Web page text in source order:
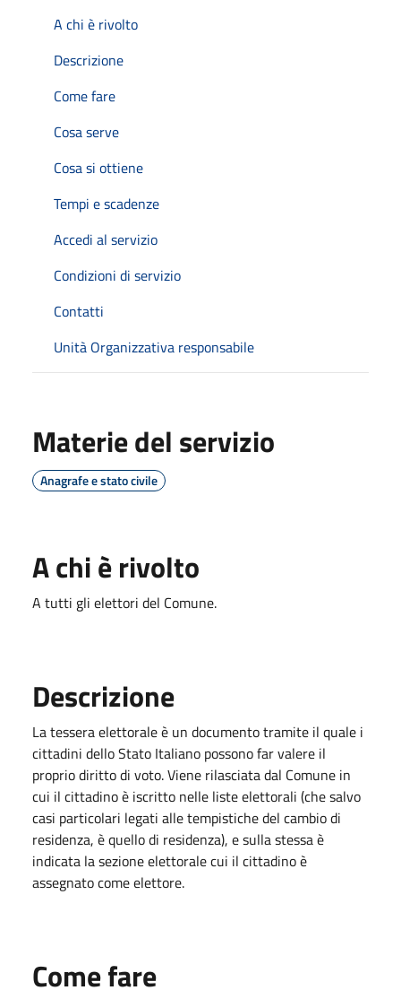
A chi è rivolto
Descrizione
Come fare
Cosa serve
Cosa si ottiene
Tempi e scadenze
Accedi al servizio
Condizioni di servizio
Contatti
Unità Organizzativa responsabile
Materie del servizio
Anagrafe e stato civile
A chi è rivolto
A tutti gli elettori del Comune.
Descrizione
La tessera elettorale è un documento tramite il quale i
cittadini dello Stato Italiano possono far valere il
proprio diritto di voto. Viene rilasciata dal Comune in
cui il cittadino è iscritto nelle liste elettorali (che salvo
casi particolari legati alle tempistiche del cambio di
residenza, è quello di residenza), e sulla stessa è
indicata la sezione elettorale cui il cittadino è
assegnato come elettore.
Come fare